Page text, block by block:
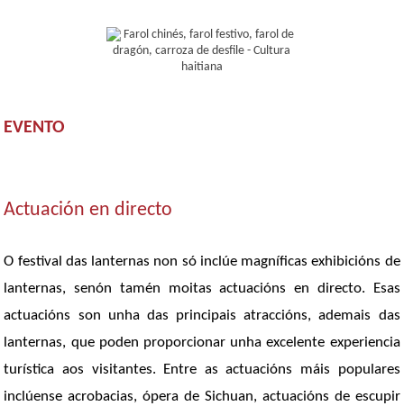
EVENTO
Actuación en directo
O festival das lanternas non só inclúe magníficas exhibicións de
lanternas, senón tamén moitas actuacións en directo. Esas
actuacións son unha das principais atraccións, ademais das
lanternas, que poden proporcionar unha excelente experiencia
turística aos visitantes. Entre as actuacións máis populares
inclúense acrobacias, ópera de Sichuan, actuacións de escupir